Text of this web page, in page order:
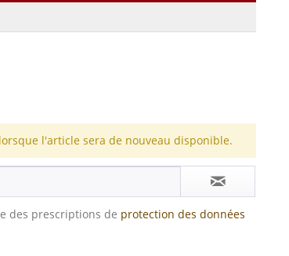
l'article sera de nouveau disponible.
des prescriptions de protection des données